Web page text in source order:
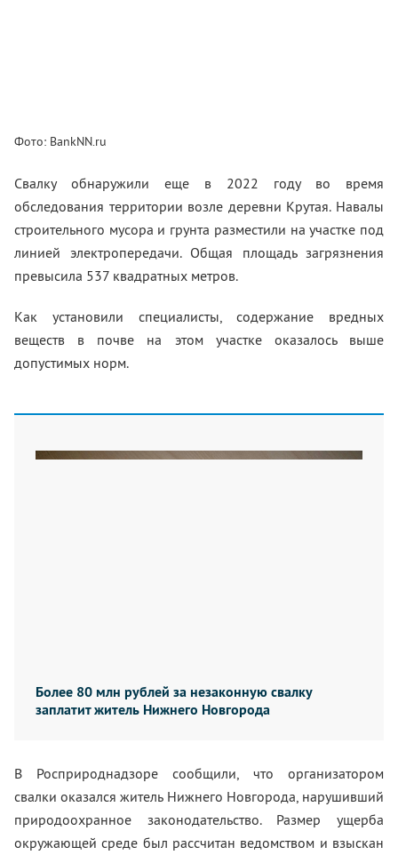
Фото: BankNN.ru
Свалку обнаружили еще в 2022 году во время
обследования территории возле деревни Крутая. Навалы
строительного мусора и грунта разместили на участке под
линией электропередачи. Общая площадь загрязнения
превысила 537 квадратных метров.
Как установили специалисты, содержание вредных
веществ в почве на этом участке оказалось выше
допустимых норм.
Более 80 млн рублей за незаконную свалку
заплатит житель Нижнего Новгорода
В Росприроднадзоре сообщили, что организатором
свалки оказался житель Нижнего Новгорода, нарушивший
природоохранное законодательство. Размер ущерба
окружающей среде был рассчитан ведомством и взыскан